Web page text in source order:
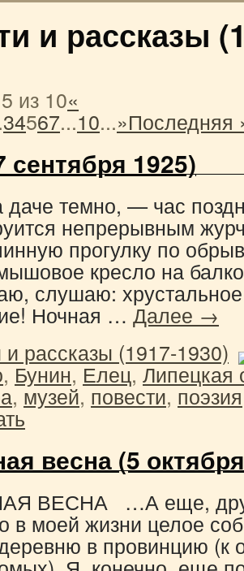
и рассказы
из 10«
34567...10...»Последняя
сентября 1925)
темно, — час
непрерывным
прогулку по
кресло на
слушаю:
Ночная … Далее →
и рассказы (1917-1930)
,Бунин,Елец,Липецкая
,музей,повести,поэзия
весна (5
ВЕСНА …А еще,
в моей жизни целое
в провинцию (к